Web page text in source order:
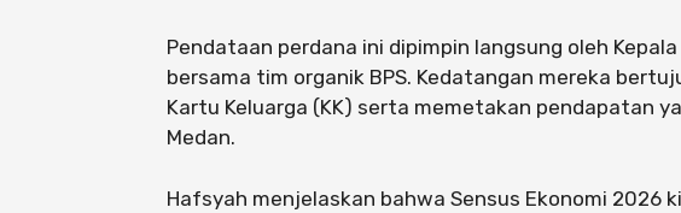
Pendataan perdana ini dipimpin langsung oleh
bersama tim organik BPS. Kedatangan mereka
Kartu Keluarga (KK) serta memetakan pendapatan
Medan.
Hafsyah menjelaskan bahwa Sensus Ekonomi 2026